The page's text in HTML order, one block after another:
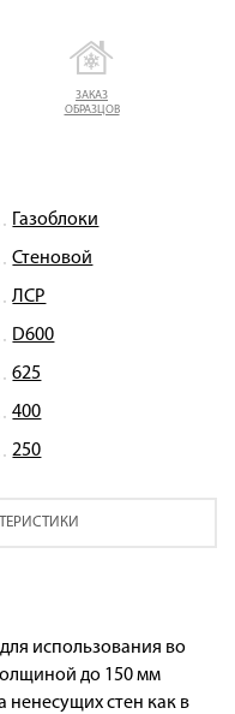
ЗАКАЗ
ОБРАЗЦОВ
Газоблоки
Стеновой
ЛСР
D600
625
400
250
использования во
до 150 мм
ненесущих стен как в